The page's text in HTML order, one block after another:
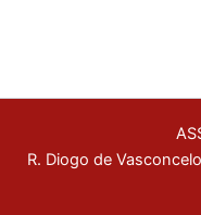
R. Diogo de